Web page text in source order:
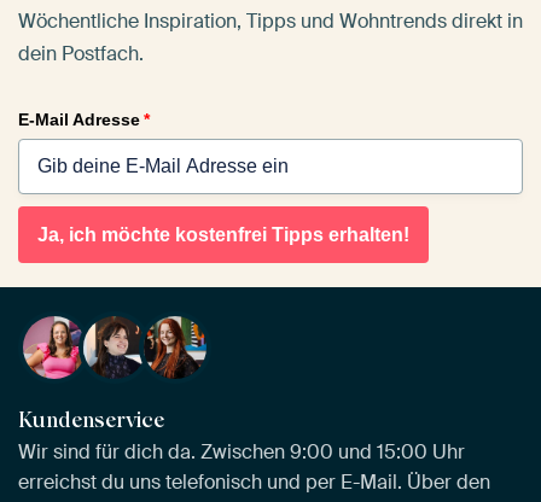
Wöchentliche Inspiration, Tipps und Wohntrends direkt in
dein Postfach.
E-Mail Adresse*
Ja, ich möchte kostenfrei Tipps erhalten!
Kundenservice
Wir sind für dich da. Zwischen 9:00 und 15:00 Uhr
erreichst du uns telefonisch und per E-Mail. Über den